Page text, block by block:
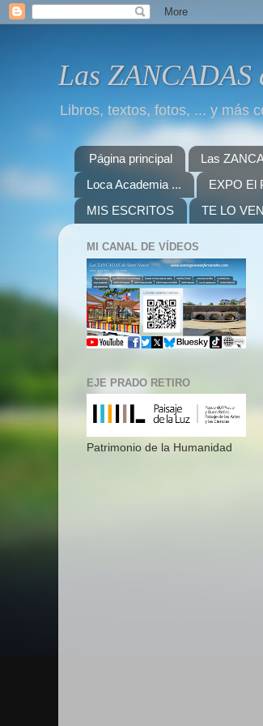
Las ZANCADAS
Libros, textos, fotos, ... y más
Página principal Las
Loca Academia ...
EXPO El
MIS ESCRITOS
TE LO
MI CANAL DE VÍDEOS
EJE PRADO RETIRO
Patrimonio de la Humanidad